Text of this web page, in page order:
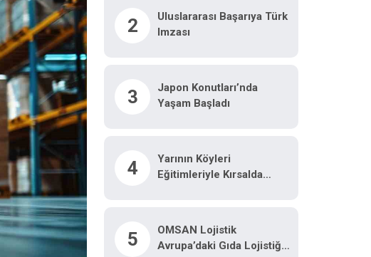
2
Uluslararası Başarıya Türk
Imzası
3
Japon Konutları’nda
Yaşam Başladı
4
Yarının Köyleri
Eğitimleriyle Kırsalda
5
OMSAN Lojistik
Avrupa’daki Gıda Lojistiği